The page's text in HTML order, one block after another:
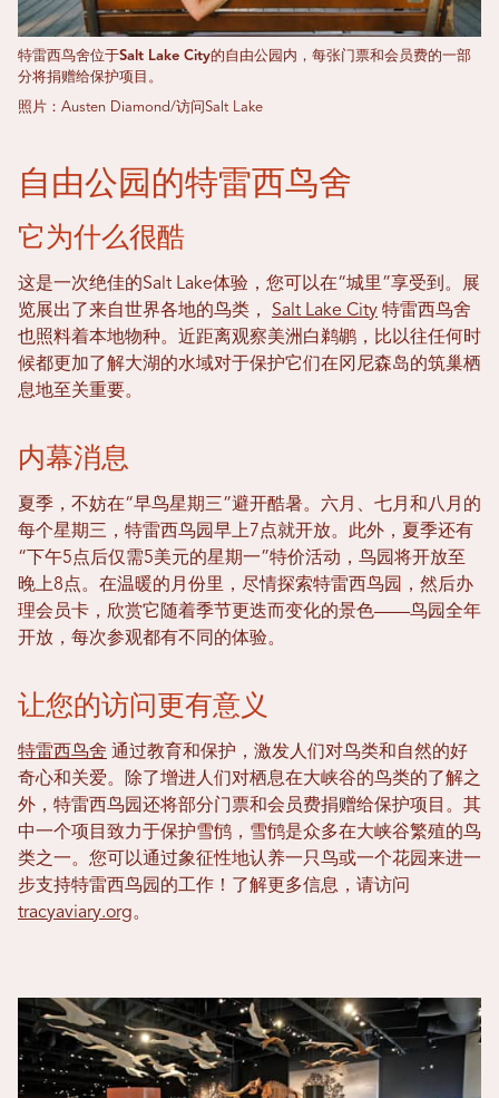
特雷西鸟舍位于Salt Lake City的自由公园内，每张门票和会员费的一部
分将捐赠给保护项目。
照片：Austen Diamond/访问Salt Lake
自由公园的特雷西鸟舍
它为什么很酷
这是一次绝佳的Salt Lake体验，您可以在“城里”享受到。展
览展出了来自世界各地的鸟类， Salt Lake City 特雷西鸟舍
也照料着本地物种。近距离观察美洲白鹈鹕，比以往任何时
候都更加了解大湖的水域对于保护它们在冈尼森岛的筑巢栖
息地至关重要。
内幕消息
夏季，不妨在“早鸟星期三”避开酷暑。六月、七月和八月的
每个星期三，特雷西鸟园早上7点就开放。此外，夏季还有
“下午5点后仅需5美元的星期一”特价活动，鸟园将开放至
晚上8点。在温暖的月份里，尽情探索特雷西鸟园，然后办
理会员卡，欣赏它随着季节更迭而变化的景色——鸟园全年
开放，每次参观都有不同的体验。
让您的访问更有意义
特雷西鸟舍 通过教育和保护，激发人们对鸟类和自然的好
奇心和关爱。除了增进人们对栖息在大峡谷的鸟类的了解之
外，特雷西鸟园还将部分门票和会员费捐赠给保护项目。其
中一个项目致力于保护雪鸻，雪鸻是众多在大峡谷繁殖的鸟
类之一。您可以通过象征性地认养一只鸟或一个花园来进一
步支持特雷西鸟园的工作！了解更多信息，请访问
tracyaviary.org。